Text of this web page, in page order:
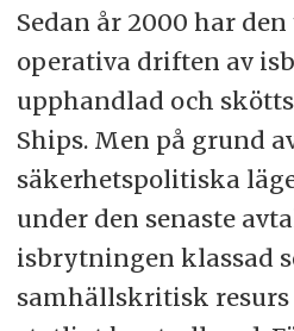
Sedan år 2000 har
operativa driften av
upphandlad och
Ships. Men på grund
säkerhetspolitiska
under den senaste
isbrytningen klassad
samhällskritisk resurs